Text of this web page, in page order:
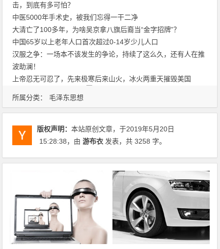
所属分类： 毛泽东思想
击，到底有多可怕？
中医5000年手术史，被我们忘得一干二净
大清亡了100多年，为啥吴京拿八旗后裔当“金字招牌”？
中国65岁以上老年人口首次超过0-14岁少儿人口
汉服之争：一场本不该发生的争论，持续了这么久，还有人在推
波助澜！
上帝忍无可忍了，先来极寒后来山火，冰火两重天摧毁美国
版权声明：本站原创文章，于2019年5月20日
15:28:38，由游布衣 发表，共 3258 字。